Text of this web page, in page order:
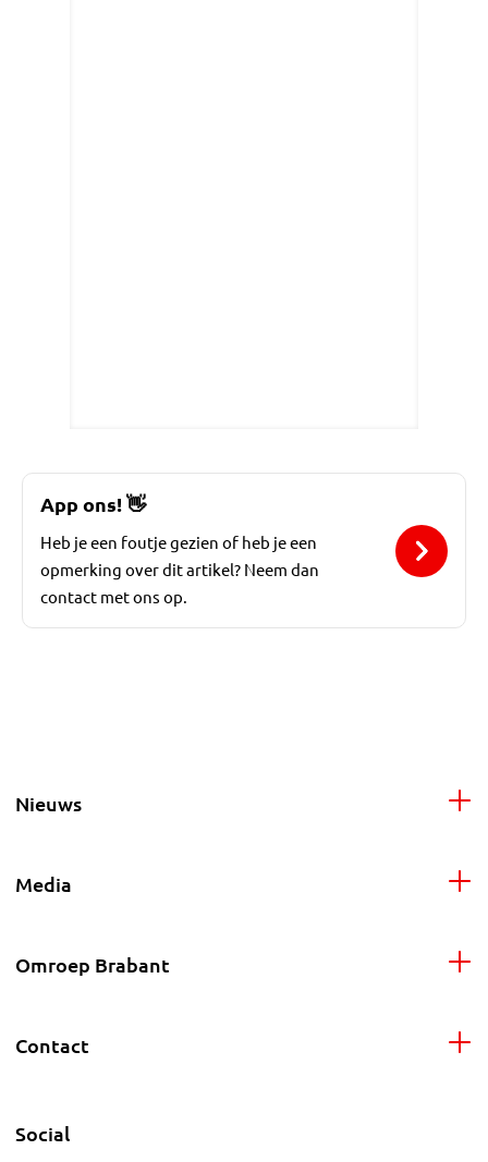
App ons!👋
Heb je een foutje gezien of heb je een
opmerking over dit artikel? Neem dan
contact met ons op.
Nieuws
Media
Omroep Brabant
Contact
Social